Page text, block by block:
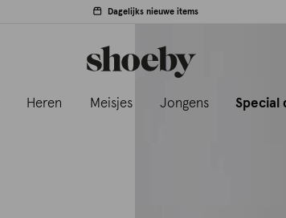
Dagelijks nieuwe items
Heren Meisjes Jongens Special